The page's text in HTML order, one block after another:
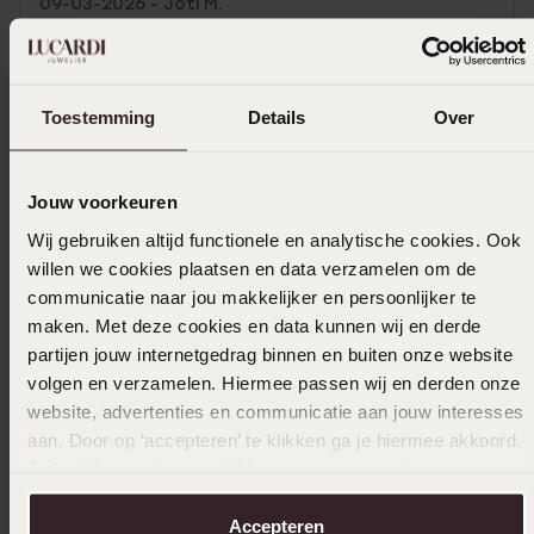
Toestemming Details Over
Jouw voorkeuren
Wij gebruiken altijd functionele en analytische cookies. Ook
willen we cookies plaatsen en data verzamelen om de
communicatie naar jou makkelijker en persoonlijker te
maken. Met deze cookies en data kunnen wij en derde
partijen jouw internetgedrag binnen en buiten onze website
volgen en verzamelen. Hiermee passen wij en derden onze
website, advertenties en communicatie aan jouw interesses
aan. Door op ‘accepteren’ te klikken ga je hiermee akkoord.
over in onscookiebeleid.
Accepteren
09-03-2026 - Joti M.
In winkelmandje
Ook leuk voor jou